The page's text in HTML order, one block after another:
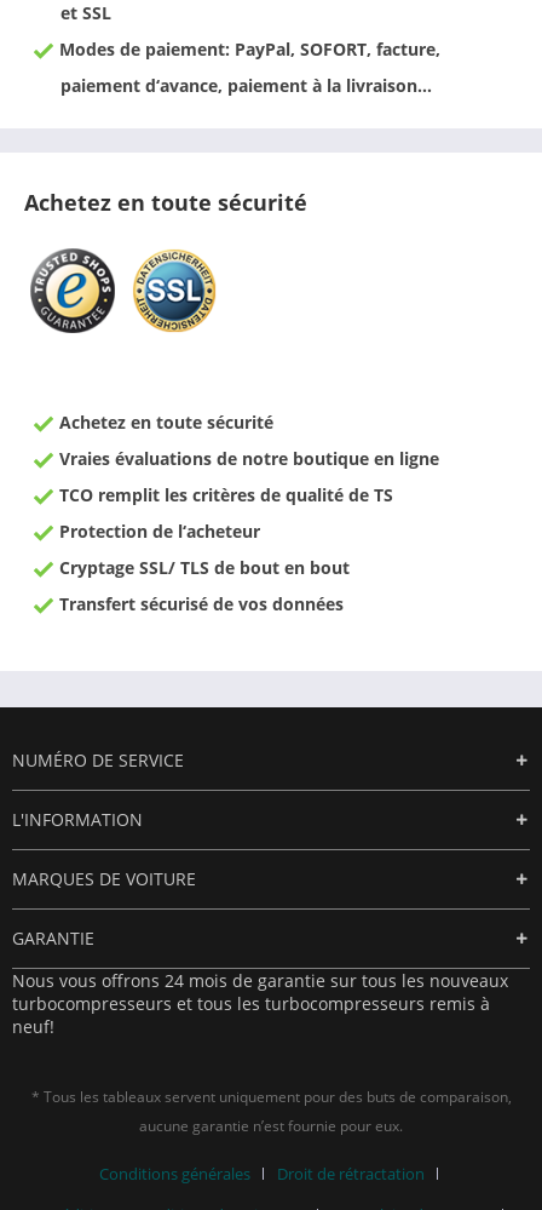
et SSL
Modes de paiement: PayPal, SOFORT, facture,
paiement d‘avance, paiement à la livraison…
Achetez en toute sécurité
Achetez en toute sécurité
Vraies évaluations de notre boutique en ligne
TCO remplit les critères de qualité de TS
Protection de l‘acheteur
Cryptage SSL/ TLS de bout en bout
Transfert sécurisé de vos données
NUMÉRO DE SERVICE
L'INFORMATION
MARQUES DE VOITURE
GARANTIE
Nous vous offrons 24 mois de garantie sur tous les nouveaux
turbocompresseurs et tous les turbocompresseurs remis à
neuf!
* Tous les tableaux servent uniquement pour des buts de comparaison,
aucune garantie n’est fournie pour eux.
Conditions générales
Droit de rétractation